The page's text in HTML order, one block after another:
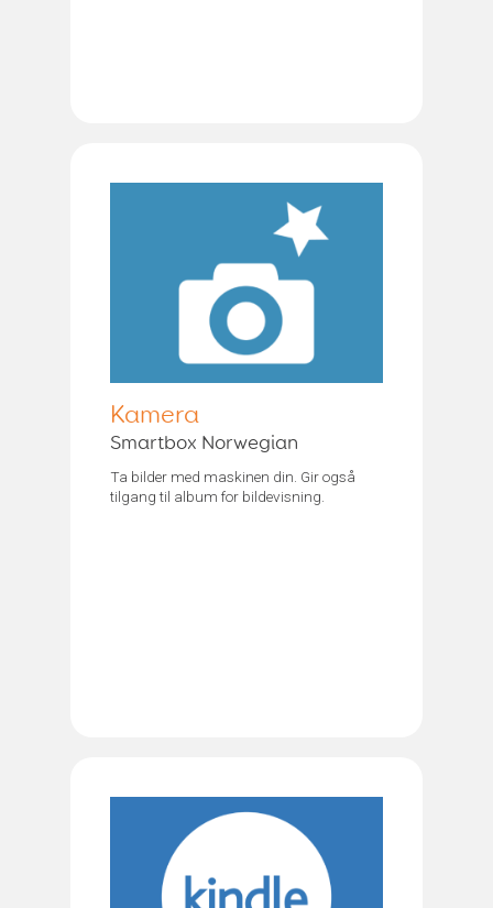
Kamera
Smartbox Norwegian
Ta bilder med maskinen din. Gir også
tilgang til album for bildevisning.